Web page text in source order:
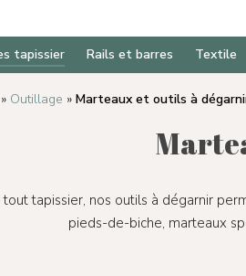
tapissier Rails et barres Textile
» Outillage » Marteaux et outils à
tout tapissier, nos outils à dégarnir
pieds-de-biche, marteaux